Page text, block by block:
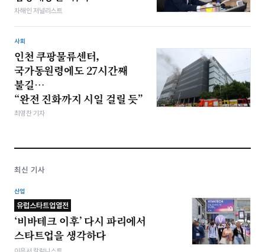
차해인 저널리스트
사회
인천 쿠팡물류센터,
국가동원령에도 27시간째
불길…
“완전 진화까지 시일 걸릴 듯”
최영찬 기자
최신 기사
산업
유럽스타트업열전
‘비바테크 이후’ 다시 파리에서
스타트업을 생각하다